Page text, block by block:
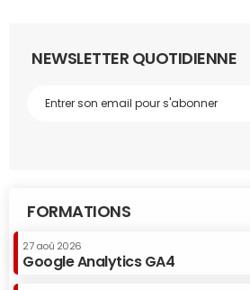
NEWSLETTER QUOTIDIENNE
FORMATIONS
27 aoû 2026
Google Analytics GA4